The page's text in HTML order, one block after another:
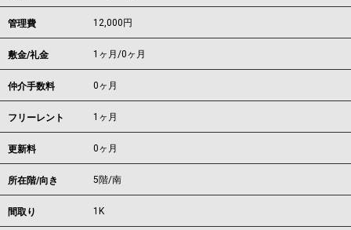
管理費 12,000円
敷金/礼金 1ヶ月/0ヶ月
仲介手数料 0ヶ月
フリーレント 1ヶ月
更新料 0ヶ月
所在階/向き 5階/南
間取り 1K